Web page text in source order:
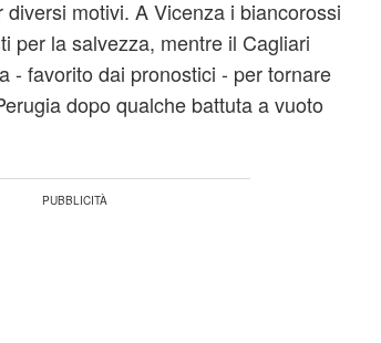
motivi. A Vicenza i biancorossi
per la salvezza, mentre il Cagliari
- favorito dai pronostici - per tornare
dopo qualche battuta a vuoto